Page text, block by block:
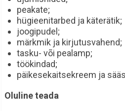
peakate;
hügieenitarbed ja käterätik;
joogipudel;
märkmik ja kirjutusvahend;
tasku- või pealamp;
töökindad;
päikesekaitsekreem ja
Oluline teada